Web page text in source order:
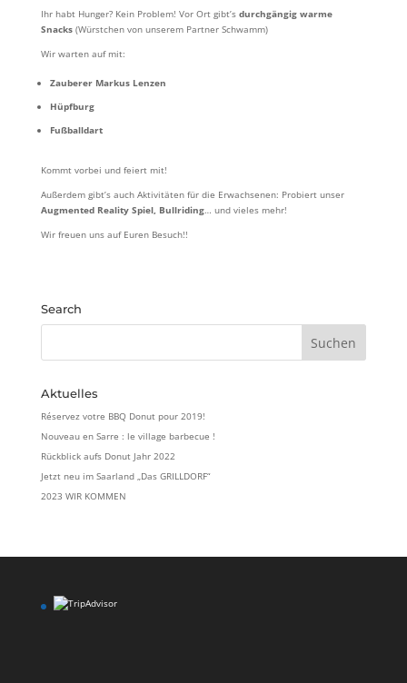
Ihr habt Hunger? Kein Problem! Vor Ort gibt’s durchgängig warme
Snacks(Würstchen von unserem Partner Schwamm)
Wir warten auf mit:
Zauberer Markus Lenzen
Hüpfburg
Fußballdart
Kommt vorbei und feiert mit!
Außerdem gibt’s auch Aktivitäten für die Erwachsenen: Probiert unser
Augmented Reality Spiel, Bullriding… und vieles mehr!
Wir freuen uns auf Euren Besuch!!
Search
Aktuelles
Réservez votre BBQ Donut pour 2019!
Nouveau en Sarre : le village barbecue !
Rückblick aufs Donut Jahr 2022
Jetzt neu im Saarland „Das GRILLDORF“
2023 WIR KOMMEN